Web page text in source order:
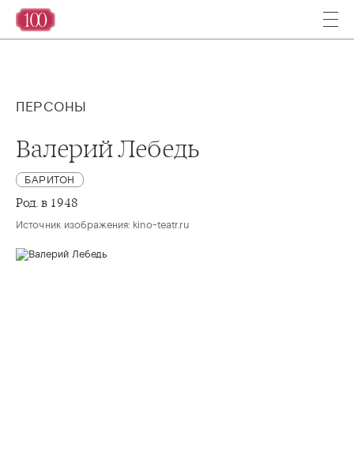
ПЕРСОНЫ
Валерий Лебедь
БАРИТОН
Род. в 1948
Источник изображения: kino-teatr.ru